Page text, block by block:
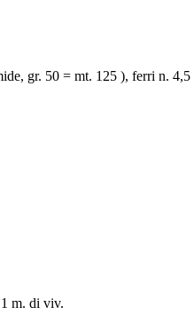
gr. 50 = mt. 125 ), ferri n.
m. di viv.